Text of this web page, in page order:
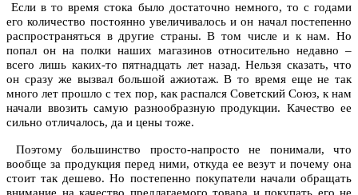
Если в то время стока было достаточно немного, то с годами
его количество постоянно увеличивалось и он начал постепенно
распространяться в другие страны. В том числе и к нам. Но
попал он на полки наших магазинов относительно недавно –
всего лишь каких-то пятнадцать лет назад. Нельзя сказать, что
он сразу же вызвал большой ажиотаж. В то время еще не так
много лет прошло с тех пор, как распался Советский Союз, к нам
начали ввозить самую разнообразную продукции. Качество ее
сильно отличалось, да и цены тоже.
Поэтому большинство просто-напросто не понимали, что
вообще за продукция перед ними, откуда ее везут и почему она
стоит так дешево. Но постепенно покупатели начали обращать